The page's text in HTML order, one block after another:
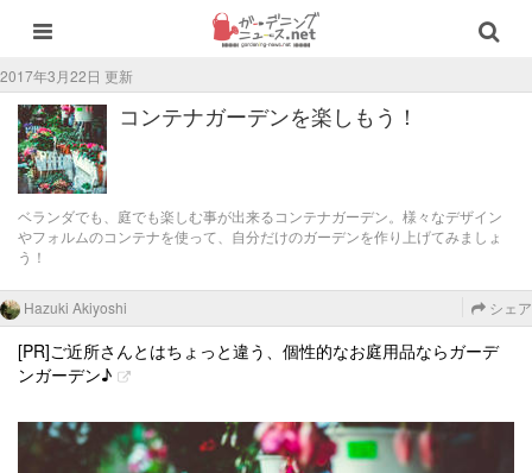
2017年3月22日 更新
コンテナガーデンを楽しもう！
ベランダでも、庭でも楽しむ事が出来るコンテナガーデン。様々なデザイン
やフォルムのコンテナを使って、自分だけのガーデンを作り上げてみましょ
う！
Hazuki Akiyoshi シェア
[PR]ご近所さんとはちょっと違う、個性的なお庭用品ならガーデ
ンガーデン♪